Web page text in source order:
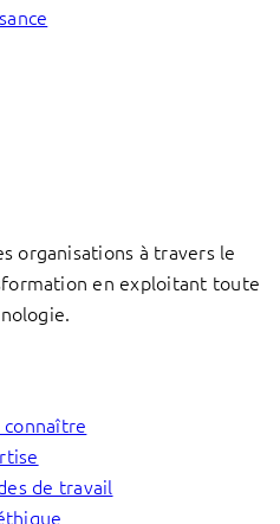
organisations à travers le
en exploitant toute
connaître
de travail